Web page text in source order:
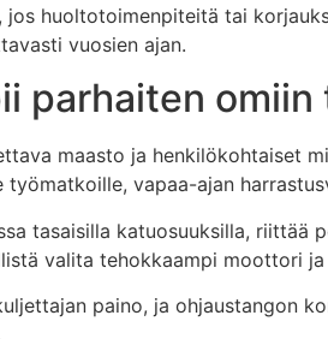
huoltotoimenpiteitä tai
vuosien ajan.
parhaiten omiin
maasto ja henkilökohtaiset
vapaa-ajan
tasaisilla katuosuuksilla, riittää
valita tehokkaampi moottori
paino, ja ohjaustangon